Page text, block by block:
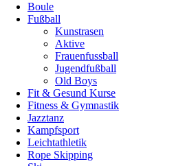
den
Jahren”
überspringen
Boule
Fußball
Kunstrasen
Aktive
Frauenfussball
Jugendfußball
Old Boys
Fit & Gesund Kurse
Fitness & Gymnastik
Jazztanz
Kampfsport
Leichtathletik
Rope Skipping